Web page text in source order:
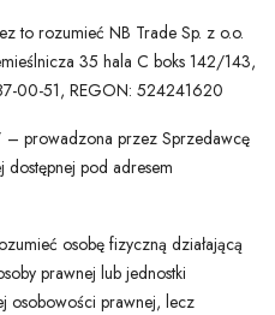
to rozumieć NB Trade Sp. z o.o.
35 hala C boks 142/143,
00-51, REGON: 524241620
– prowadzona przez Sprzedawcę
dostępnej pod adresem
osobę fizyczną działającą
prawnej lub jednostki
osobowości prawnej, lecz